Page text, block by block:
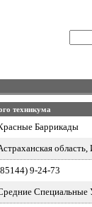
техникума
Баррикады
9-24-73